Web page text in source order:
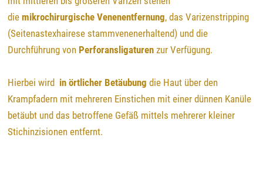
diemikrochirurgische Venenentfernung, das Varizenstripping
(Seitenastexhairese stammvenenerhaltend) und die
Durchführung von Perforansligaturenzur Verfügung.
Hierbei wird in örtlicher Betäubung die Haut über den
Krampfadern mit mehreren Einstichen mit einer dünnen Kanüle
betäubt und das betroffene Gefäß mittels mehrerer kleiner
Stichinzisionen entfernt.